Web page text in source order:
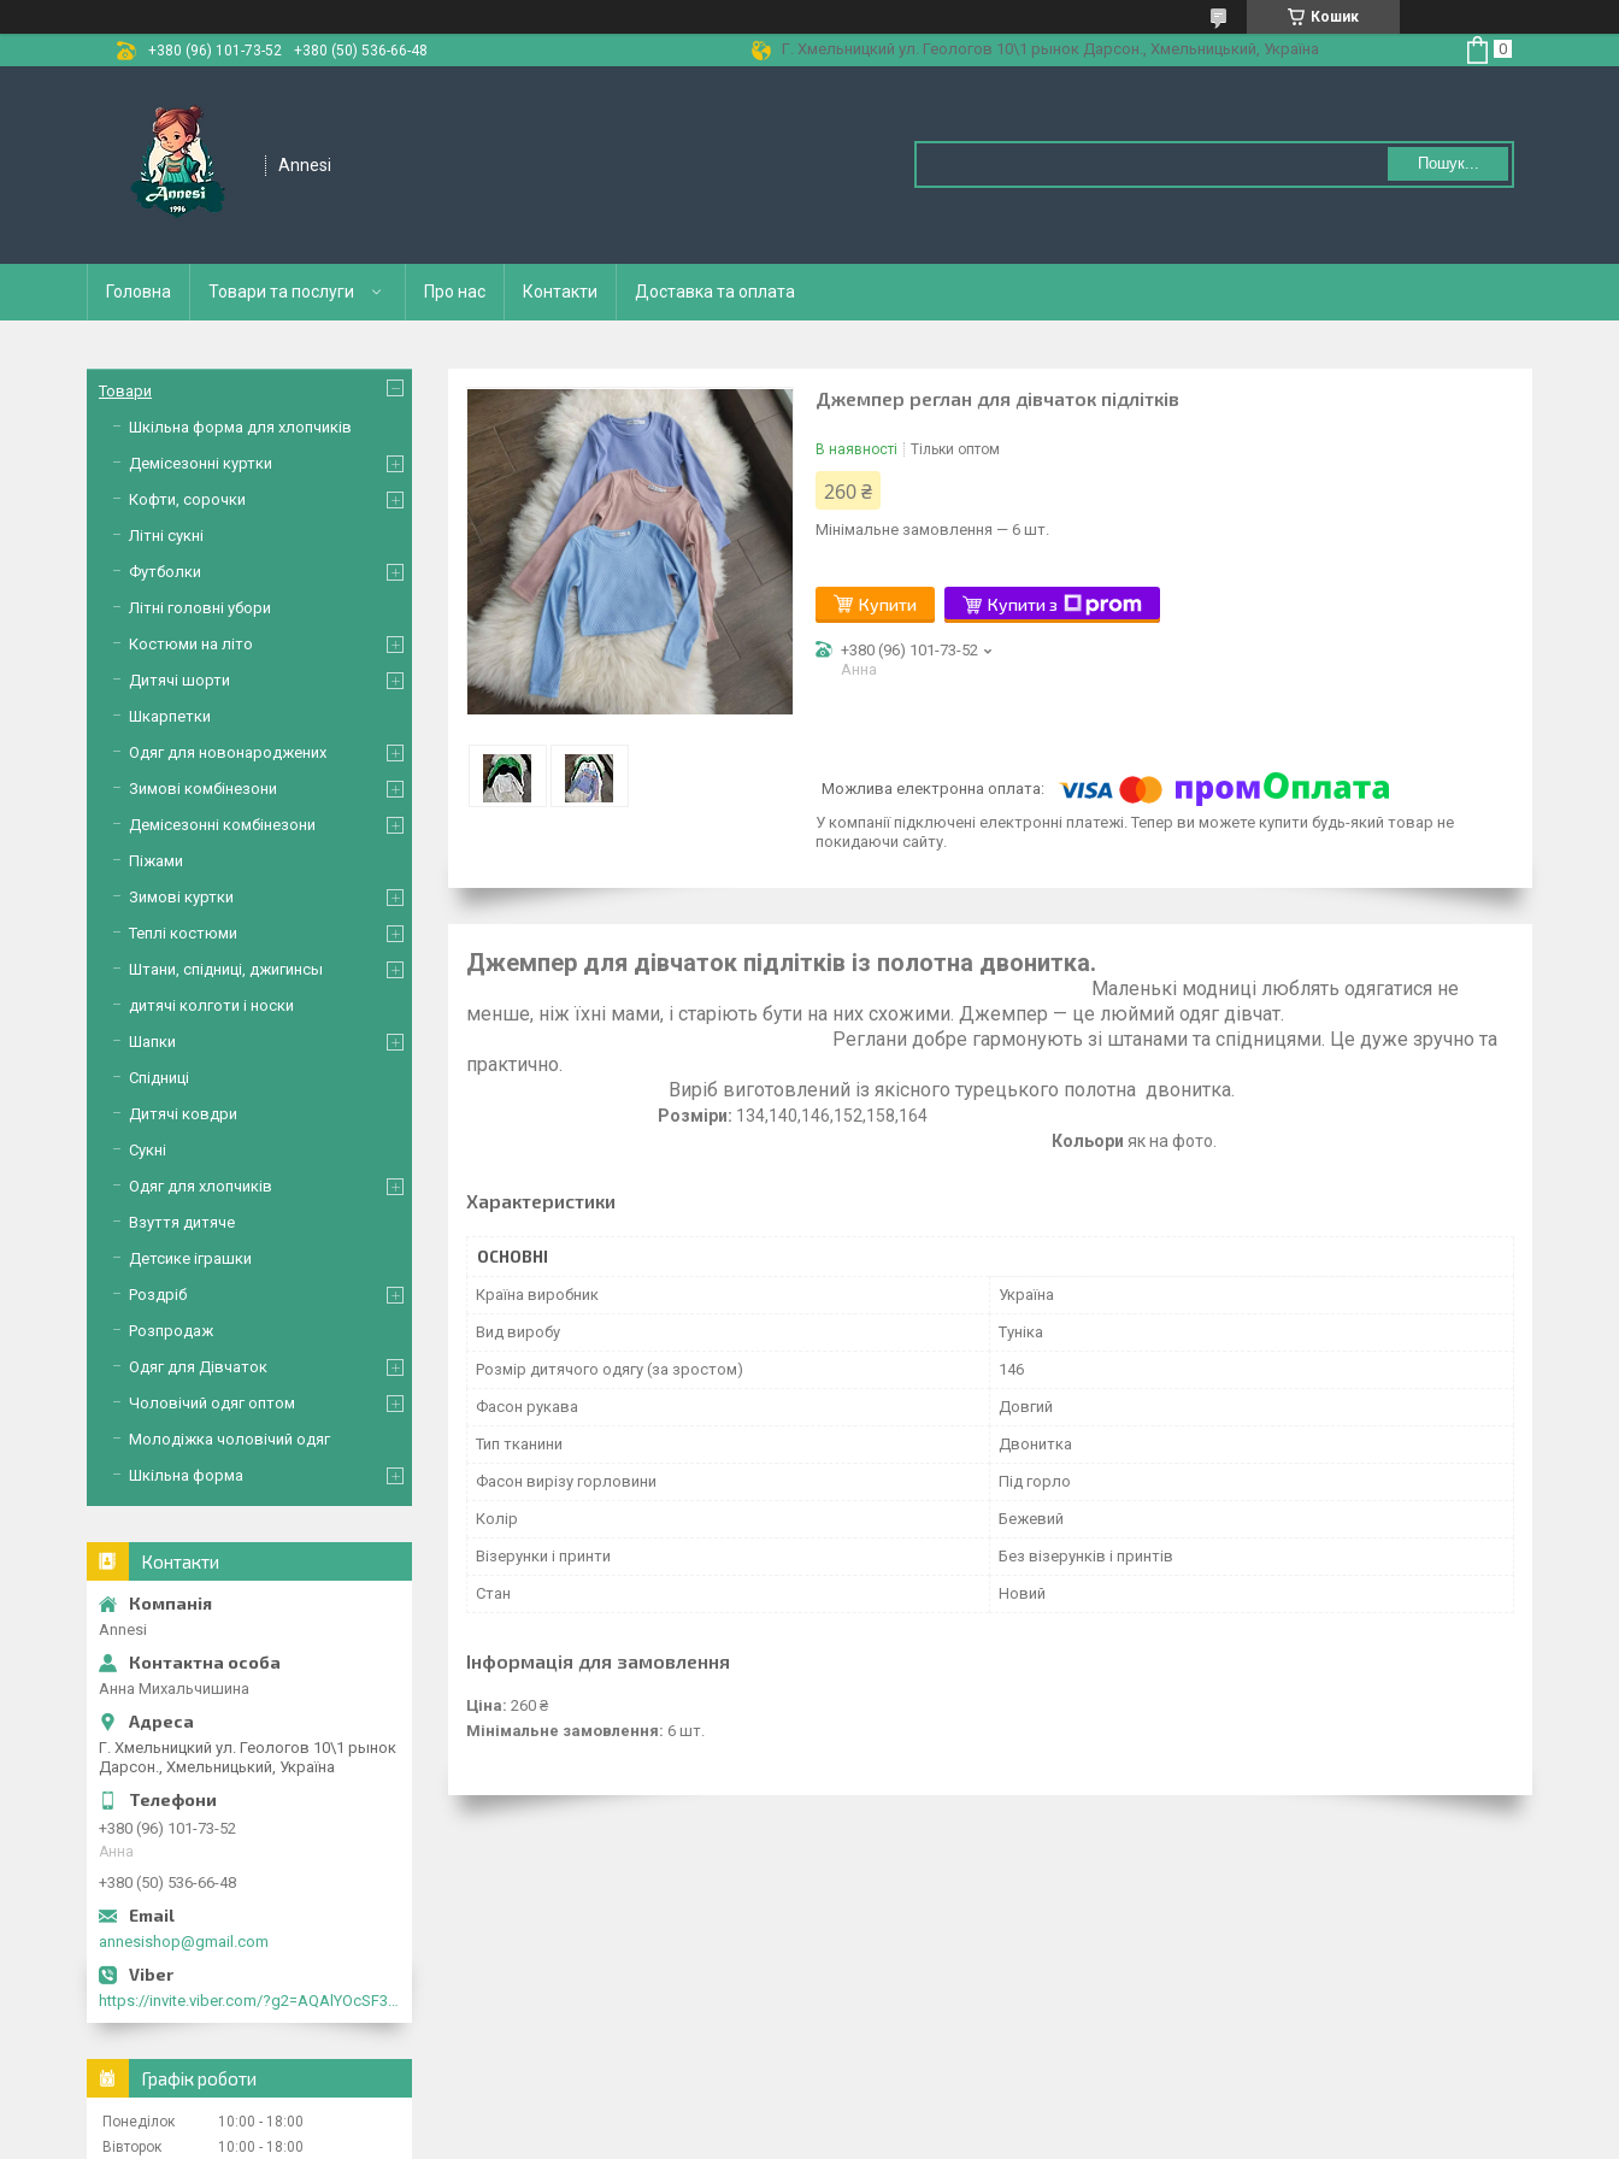
Кошик
+380 (96) 101-73-52
+380 (50) 536-66-48 Г. Хмельницкий ул. Геологов 10\1 рынок Дарсон., Хмельницький, Україна
Annesi Пошук...
Головна Товари та послуги Про нас Контакти Доставка та оплата
Джемпер реглан для дівчаток підлітків
В наявності Тільки оптом
260 ₴
Мінімальне замовлення — 6 шт.
Купити Купити з
+380 (96) 101-73-52
Анна
У компанії підключені електронні платежі. Тепер ви можете купити будь-який товар не
покидаючи сайту.
Джемпер для дівчаток підлітків із полотна двонитка.
Маленькі модниці люблять одягатися не
менше, ніж їхні мами, і старіють бути на них схожими. Джемпер — це люймий одяг дівчат.
Реглани добре гармонують зі штанами та спідницями. Це дуже зручно та
практично.
Виріб виготовлений із якісного турецького полотна двонитка.
Розміри: 134,140,146,152,158,164
Кольори як на фото.
Характеристики
ОСНОВНІ
Країна виробник Україна
Вид виробу Туніка
Розмір дитячого одягу (за зростом) 146
Фасон рукава Довгий
Тип тканини Двонитка
Фасон вирізу горловини Під горло
Колір Бежевий
Візерунки і принти Без візерунків і принтів
Стан Новий
Інформація для замовлення
Ціна: 260 ₴
Мінімальне замовлення: 6 шт.
Товари
Шкільна форма для хлопчиків
Демісезонні куртки
Кофти, сорочки
Літні сукні
Футболки
Літні головні убори
Костюми на літо
Дитячі шорти
Шкарпетки
Одяг для новонароджених
Зимові комбінезони
Демісезонні комбінезони
Піжами
Зимові куртки
Теплі костюми
Штани, спідниці, джигинсы
дитячі колготи і носки
Шапки
Спідниці
Дитячі ковдри
Сукні
Одяг для хлопчиків
Взуття дитяче
Детсике іграшки
Роздріб
Розпродаж
Одяг для Дівчаток
Чоловічий одяг оптом
Молодіжка чоловічий одяг
Шкільна форма
Контакти
Annesi
Анна Михальчишина
Г. Хмельницкий ул. Геологов 10\1 рынок
Дарсон., Хмельницький, Україна
+380 (96) 101-73-52
Анна
+380 (50) 536-66-48
annesishop@gmail.com
https://invite.viber.com/?g2=AQAlYOcSF30rb0kdJdojYDWtk4sNE5eWPg2Om5jJmRlpJwnTwfwnCzMMxer2vioZ"
Графік роботи
Понеділок 10:00
18:00
Вівторок
10:00 18:00